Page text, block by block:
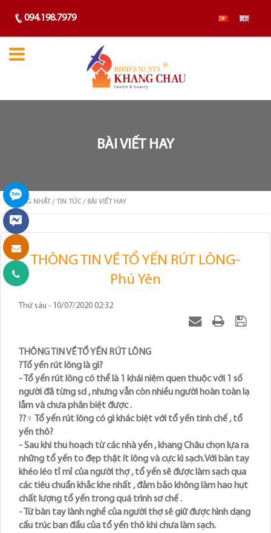
094.198.7979
BÀI VIẾT HAY
TRANG NHẤT / TIN TỨC / BÀI VIẾT HAY
THÔNG TIN VỀ TỔ YẾN RÚT LÔNG-
Phú Yên
Thứ sáu - 10/07/2020 02:32
THÔNG TIN VỀ TỔ YẾN RÚT LÔNG
?Tổ yến rút lông là gì?
- Tổ yến rút lông có thể là 1 khái niệm quen thuộc với 1 số
người đã từng sd , nhưng vẫn còn nhiều người hoàn toàn lạ
lẫm và chưa phân biệt được .
??♀️ Tổ yến rút lông có gì khác biệt với tổ yến tinh chế , tổ
yến thô?
- Sau khi thu hoạch từ các nhà yến , khang Châu chọn lựa ra
những tổ yến to đẹp thật ít lông và cực kì sạch.Với bàn tay
khéo léo tỉ mỉ của người thợ , tổ yến sẽ được làm sạch qua
các tiêu chuẩn khắc khe nhất , đảm bảo không làm hao hụt
chất lượng tổ yến trong quá trình sơ chế .
- Từ bàn tay lành nghề của người thợ sẽ giữ được hình dạng
cấu trúc ban đầu của tổ yến thô khi chưa làm sạch.